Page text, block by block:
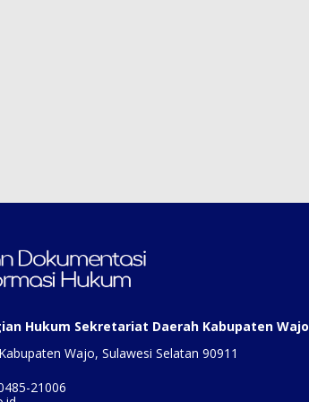
Hukum Sekretariat Daerah Kabupaten Wajo
Wajo, Sulawesi Selatan 90911
21006